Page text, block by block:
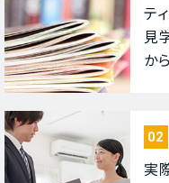
テ
⾒
か
02
実